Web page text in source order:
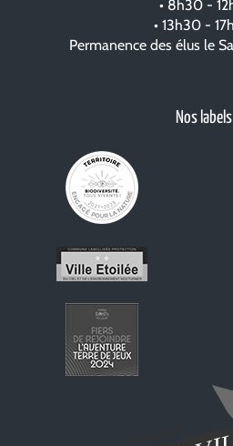
• 8h30 -
• 13h30 -
Permanence des élus le
Nos labels